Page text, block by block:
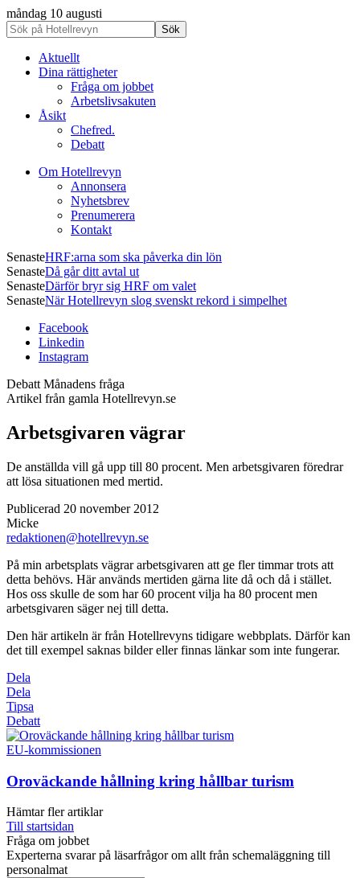
måndag 10 augusti
Aktuellt
Dina rättigheter
Fråga om jobbet
Arbetslivsakuten
Åsikt
Chefred.
Debatt
Om Hotellrevyn
Annonsera
Nyhetsbrev
Prenumerera
Kontakt
SenasteHRF:arna som ska påverka din lön
SenasteDå går ditt avtal ut
SenasteDärför bryr sig HRF om valet
SenasteNär Hotellrevyn slog svenskt rekord i simpelhet
Facebook
Linkedin
Instagram
Debatt Månadens fråga
Artikel från gamla Hotellrevyn.se
Arbetsgivaren vägrar
De anställda vill gå upp till 80 procent. Men arbetsgivaren föredrar
att lösa situationen med mertid.
Publicerad 20 november 2012
Micke
redaktionen@hotellrevyn.se
På min arbetsplats vägrar arbetsgivaren att ge fler timmar trots att
detta behövs. Här används mertiden gärna lite då och då i stället.
Hos oss skulle de som har 60 procent vilja ha 80 procent men
arbetsgivaren säger nej till detta.
Den här artikeln är från Hotellrevyns tidigare webbplats. Därför kan
det till exempel saknas bilder eller finnas länkar som inte fungerar.
Dela
Dela
Tipsa
Debatt
EU-kommissionen
Oroväckande hållning kring hållbar turism
Hämtar fler artiklar
Till startsidan
Fråga om jobbet
Experterna svarar på läsarfrågor om allt från schemaläggning till
personalmat